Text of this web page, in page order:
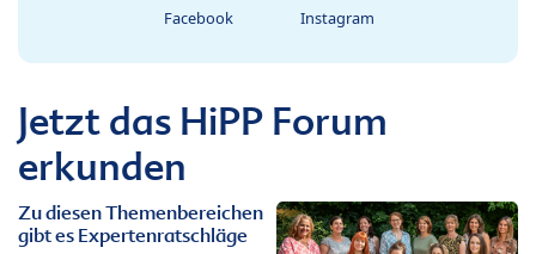
Facebook Instagram
Jetzt das HiPP Forum
erkunden
Zu diesen Themenbereichen
gibt es Expertenratschläge